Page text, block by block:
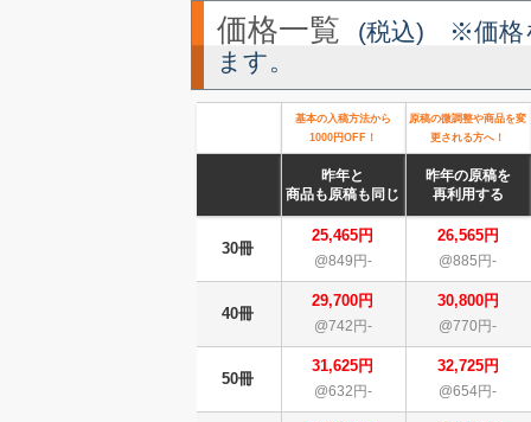
価格一覧
(税込) ※価格
ます。
基本の入稿方法から
1000円OFF！
原稿の微調整や商品を変
更される方へ！
昨年と
商品も原稿も同じ
昨年の原稿を
再利用する
30冊
25,465円
@849円-
26,565円
@885円-
40冊
29,700円
@742円-
30,800円
@770円-
50冊
31,625円
@632円-
32,725円
@654円-